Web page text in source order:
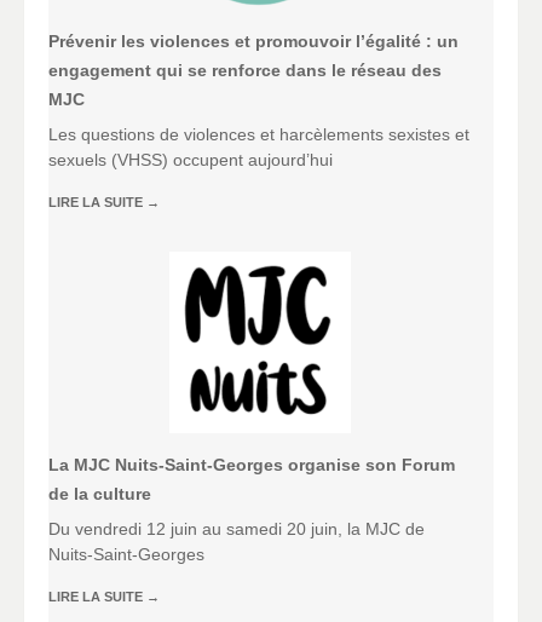
Prévenir les violences et promouvoir l’égalité : un
engagement qui se renforce dans le réseau des
MJC
Les questions de violences et harcèlements sexistes et
sexuels (VHSS) occupent aujourd’hui
LIRE LA SUITE →
La MJC Nuits-Saint-Georges organise son Forum
de la culture
Du vendredi 12 juin au samedi 20 juin, la MJC de
Nuits-Saint-Georges
LIRE LA SUITE →